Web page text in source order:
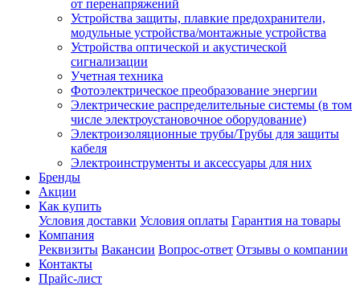
от перенапряжений
Устройства защиты, плавкие предохранители,
модульные устройства/монтажные устройства
Устройства оптической и акустической
сигнализации
Учетная техника
Фотоэлектрическое преобразование энергии
Электрические распределительные системы (в том
числе электроустановочное оборудование)
Электроизоляционные трубы/Трубы для защиты
кабеля
Электроинструменты и аксессуары для них
Бренды
Акции
Как купить
Условия доставки Условия оплаты Гарантия на товары
Компания
Реквизиты Вакансии Вопрос-ответ Отзывы о компании
Контакты
Прайс-лист